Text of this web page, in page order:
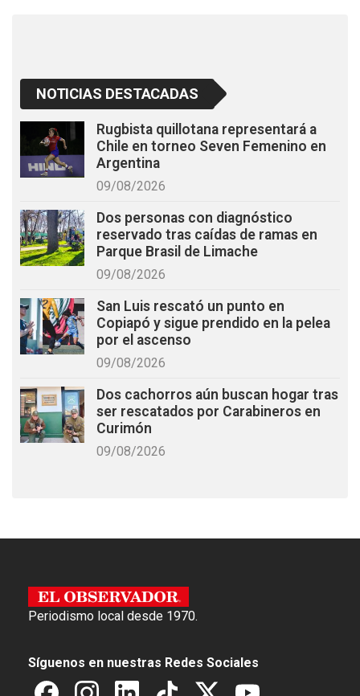
NOTICIAS DESTACADAS
Rugbista quillotana representará a
Chile en torneo Seven Femenino en
Argentina
09/08/2026
Dos personas con diagnóstico
reservado tras caídas de ramas en
Parque Brasil de Limache
09/08/2026
San Luis rescató un punto en
Copiapó y sigue prendido en la pelea
por el ascenso
09/08/2026
Dos cachorros aún buscan hogar tras
ser rescatados por Carabineros en
Curimón
09/08/2026
Periodismo local desde 1970.
Síguenos en nuestras Redes Sociales